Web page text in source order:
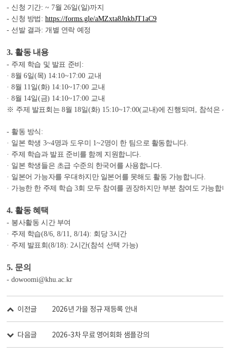
- 신청 기간: ~ 7월 26일(일)까지
- 신청 방법 :https://forms.gle/aMZxta8JnkbJT1aC9
- 선발 결과: 개별 연락 예정
3. 활동 내용
- 주제 학습 및 발표 준비 :
· 8월6일(목) 14:10~17:00 교내
· 8월 11 일(화) 14:10~17:00 교내
· 8월 14일(금) 14:10~17:00 교내
※ 주제 발표회는 8월 18일(화) 15:10~17:00(교내)에 진행되며 참석은
- 활동 방식 :
· 일본 학생 3~4명과 도우미 1~2명이 한 팀으로 활동합니다.
· 주제 학습과 발표 준비를 함께 지원합니다.
· 일본 학생들은 초급 수준의 한국어를 사용합니다.
· 일본어 가능자를 우대하지만 일본어를 못해도 활동 가능합니다.
· 가능한 한 주제 학습3회 모두 참여를 권장하지만 부분 참여도 가능합니
4. 활동 혜택
- 봉사활동 시간 부여
· 주제 학습(8/6, 8/11, 8/14): 회당 3시간
· 주제 발표회 (8/18): 2시간(참석 선택 가능)
5. 문의
- dowoomi@khu.ac.kr
이전글 2026년 가을 정규 재등록 안내
다음글 2026-3차 무료 영어회화 샘플강의